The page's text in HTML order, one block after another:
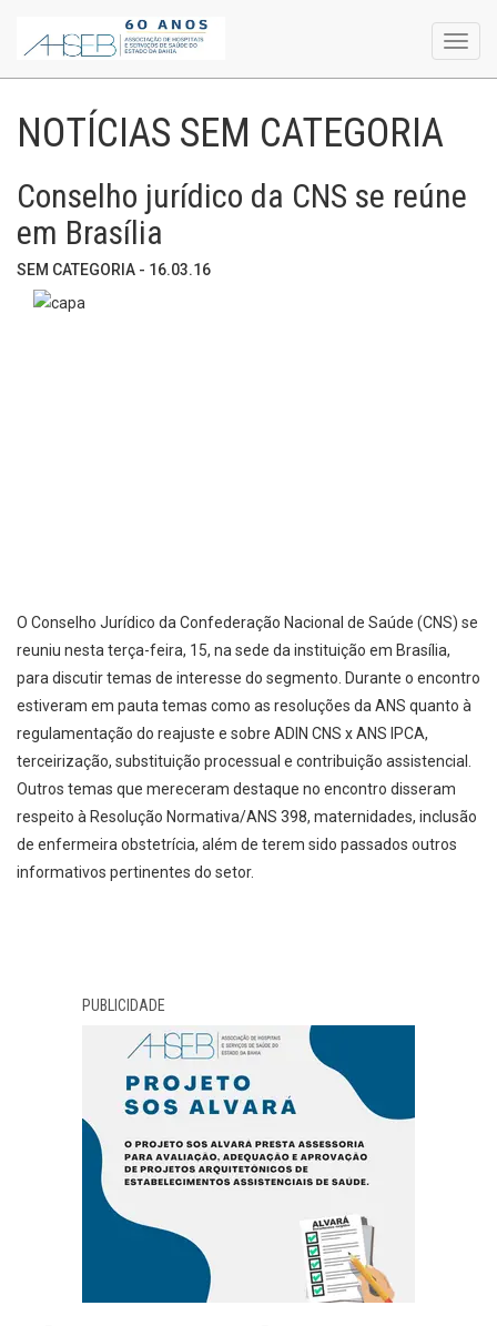
NOTÍCIAS SEM CATEGORIA
Conselho jurídico da CNS se reúne
em Brasília
SEM CATEGORIA - 16.03.16
O Conselho Jurídico da Confederação Nacional de Saúde (CNS) se
reuniu nesta terça-feira, 15, na sede da instituição em Brasília,
para discutir temas de interesse do segmento. Durante o encontro
estiveram em pauta temas como as resoluções da ANS quanto à
regulamentação do reajuste e sobre ADIN CNS x ANS IPCA,
terceirização, substituição processual e contribuição assistencial.
Outros temas que mereceram destaque no encontro disseram
respeito à Resolução Normativa/ANS 398, maternidades, inclusão
de enfermeira obstetrícia, além de terem sido passados outros
informativos pertinentes do setor.
PUBLICIDADE